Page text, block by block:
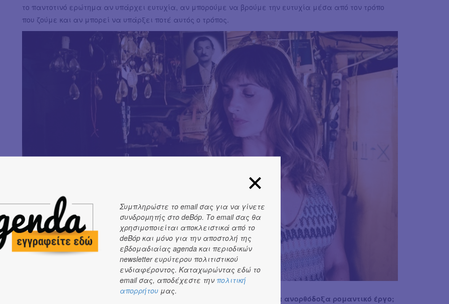
το παντοτινό ερώτημα αν υπάρχει ευτυχία, αν μπορούμε να βρούμε την ευτυχία μέσα από τον τρόπο
που ζούμε και αν μπορεί να υπάρξει ποτέ αυτός ο τρόπος.
❖Τι θεωρείτε ότι κάνει τη Σεροτονίνη ένα υπαρξιακό και ταυτόχρονα ανορθόδοξα ρομαντικό έργο;
Συμπληρώστε το email σας για να γίνετε
συνδρομητής στο deBόp. Το email σας θα
χρησιμοποιείται αποκλειστικά από το
deBόp και μόνο για την αποστολή της
εβδομαδιαίας agenda και περιοδικών
newsletter ευρύτερου πολιτιστικού
ενδιαφέροντος. Καταχωρώντας εδώ το
email σας, αποδέχεστε την πολιτική
απορρήτου μας.